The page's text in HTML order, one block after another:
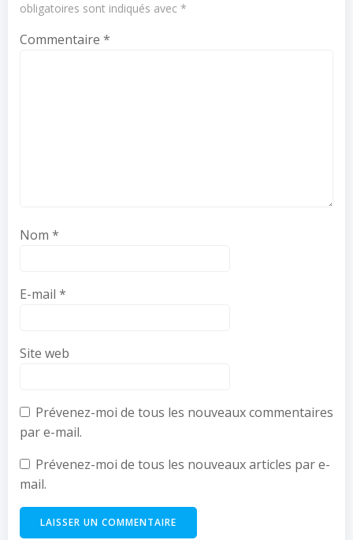
obligatoires sont indiqués avec *
Commentaire *
Nom *
E-mail *
Site web
Prévenez-moi de tous les nouveaux commentaires
par e-mail.
Prévenez-moi de tous les nouveaux articles par e-
mail.